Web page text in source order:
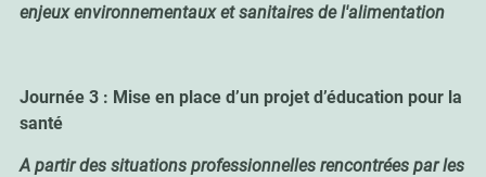
enjeux environnementaux et sanitaires de l'alimentation
Journée 3 : Mise en place d’un projet d’éducation pour la
santé
A partir des situations professionnelles rencontrées par les